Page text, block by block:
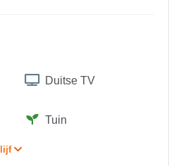
Duitse TV
Tuin